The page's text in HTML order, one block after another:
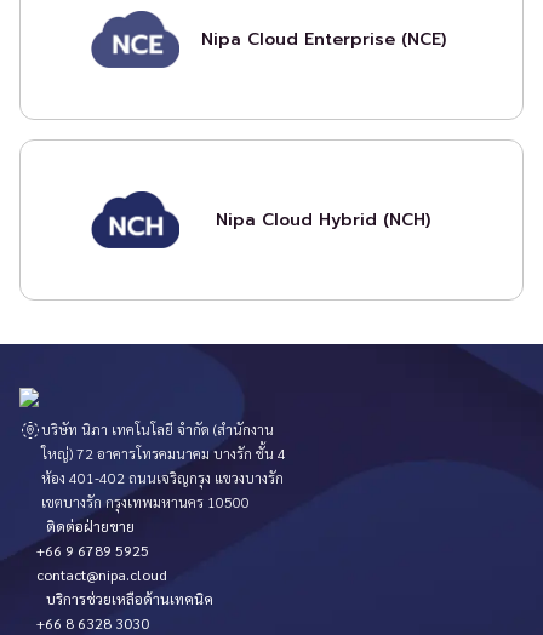
Nipa Cloud Enterprise (NCE)
Nipa Cloud Hybrid (NCH)
บริษัท นิภา เทคโนโลยี จำกัด (สำนักงาน
ใหญ่) 72 อาคารโทรคมนาคม บางรัก ชั้น 4
ห้อง 401-402 ถนนเจริญกรุง แขวงบางรัก
เขตบางรัก กรุงเทพมหานคร 10500
ติดต่อฝ่ายขาย
+66 9 6789 5925
contact@nipa.cloud
บริการช่วยเหลือด้านเทคนิค
+66 8 6328 3030